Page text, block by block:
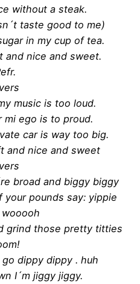
without a steak.
taste good to me)
in my cup of tea.
and nice and sweet.
music is too loud.
mi ego is to proud.
car is way too big.
and nice and sweet
broad and biggy biggy
your pounds say: yippie
grind those pretty titties
dippy dippy . huh
I´m jiggy jiggy.